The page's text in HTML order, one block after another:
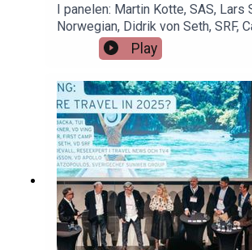
I panelen: Martin Kotte, SAS, Lars
Norwegian, Didrik von Seth, SRF,
IATA, Peter Norman, regeringens
Susanne Norman, Director of
Swedavia.
Play